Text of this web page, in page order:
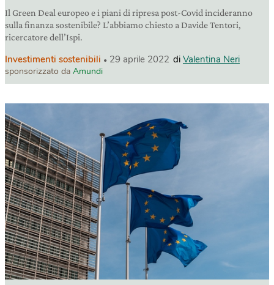
Il Green Deal europeo e i piani di ripresa post-Covid incideranno
sulla finanza sostenibile? L’abbiamo chiesto a Davide Tentori,
ricercatore dell’Ispi.
Investimenti sostenibili 29 aprile 2022 di Valentina Neri
sponsorizzato da Amundi